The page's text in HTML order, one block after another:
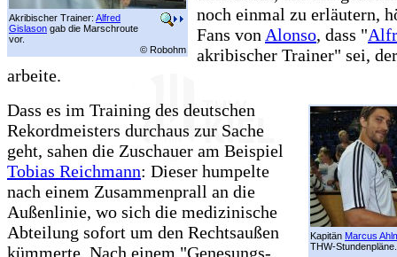
Akribischer Trainer: Alfred
Gislason gab die Marschroute
vor.
© Robohm
noch einmal zu erläutern,
Fans von Alonso, dass "
akribischer Trainer" sei,
arbeite.
Kapitän Marcus
THW-Stundenpläne.
Dass es im Training des deutschen
Rekordmeisters durchaus zur Sache
geht, sahen die Zuschauer am Beispiel
Tobias Reichmann: Dieser humpelte
nach einem Zusammenprall an die
Außenlinie, wo sich die medizinische
Abteilung sofort um den Rechtsaußen
kümmerte. Nach einem "Genesungs-